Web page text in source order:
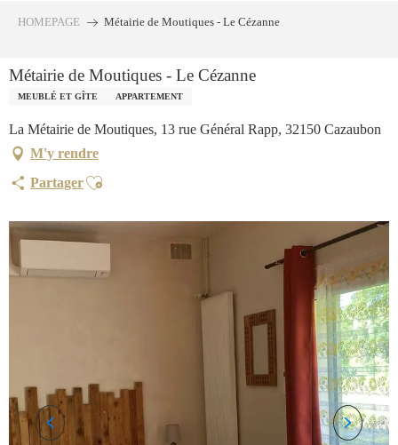
principal
HOMEPAGE Métairie de Moutiques - Le Cézanne
Métairie de Moutiques - Le Cézanne
MEUBLÉ ET GÎTE APPARTEMENT
La Métairie de Moutiques, 13 rue Général Rapp, 32150 Cazaubon
M'y rendre
PartagerAjouter aux favoris